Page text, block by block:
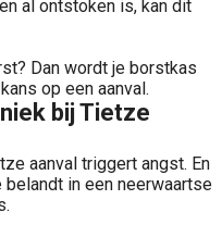
al ontstoken is, kan dit
Dan wordt je borstkas
op een aanval.
bij Tietze
aanval triggert angst. En
in een neerwaartse